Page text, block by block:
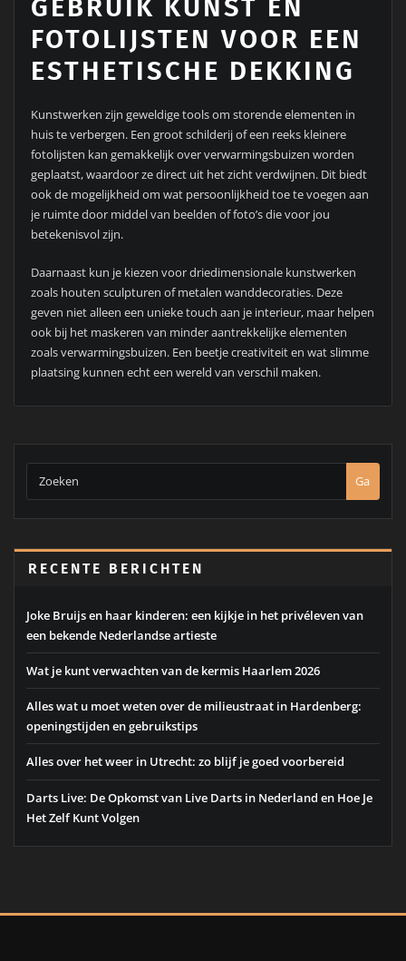
GEBRUIK KUNST EN
FOTOLIJSTEN VOOR EEN
ESTHETISCHE DEKKING
Kunstwerken zijn geweldige tools om storende elementen in
huis te verbergen. Een groot schilderij of een reeks kleinere
fotolijsten kan gemakkelijk over verwarmingsbuizen worden
geplaatst, waardoor ze direct uit het zicht verdwijnen. Dit biedt
ook de mogelijkheid om wat persoonlijkheid toe te voegen aan
je ruimte door middel van beelden of foto’s die voor jou
betekenisvol zijn.
Daarnaast kun je kiezen voor driedimensionale kunstwerken
zoals houten sculpturen of metalen wanddecoraties. Deze
geven niet alleen een unieke touch aan je interieur, maar helpen
ook bij het maskeren van minder aantrekkelijke elementen
zoals verwarmingsbuizen. Een beetje creativiteit en wat slimme
plaatsing kunnen echt een wereld van verschil maken.
Ga
RECENTE BERICHTEN
Joke Bruijs en haar kinderen: een kijkje in het privéleven van
een bekende Nederlandse artieste
Wat je kunt verwachten van de kermis Haarlem 2026
Alles wat u moet weten over de milieustraat in Hardenberg:
openingstijden en gebruikstips
Alles over het weer in Utrecht: zo blijf je goed voorbereid
Darts Live: De Opkomst van Live Darts in Nederland en Hoe Je
Het Zelf Kunt Volgen